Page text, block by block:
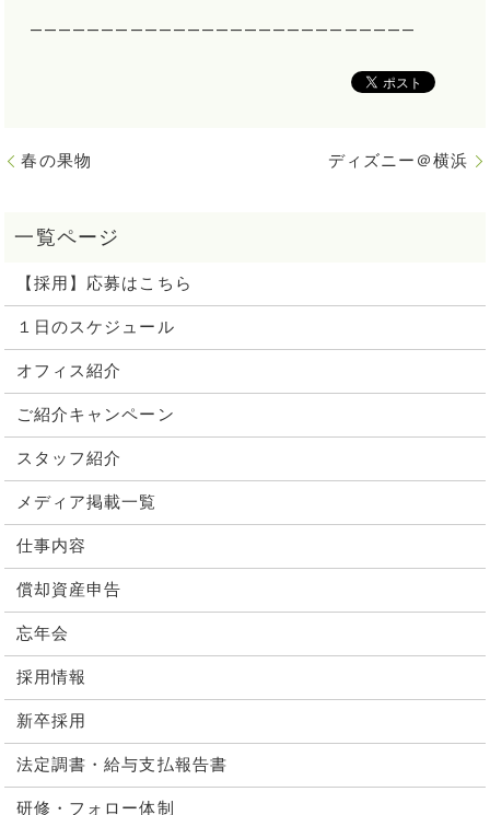
―――――――――――――――――――――――――――
春の果物 ディズニー＠横浜
【採用】応募はこちら
１日のスケジュール
オフィス紹介
ご紹介キャンペーン
スタッフ紹介
メディア掲載一覧
仕事内容
償却資産申告
忘年会
採用情報
新卒採用
法定調書・給与支払報告書
研修・フォロー体制